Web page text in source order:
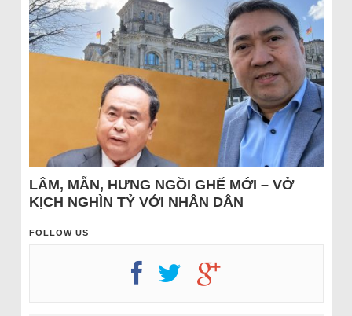
LÂM, MẪN, HƯNG NGỒI GHẾ MỚI – VỞ
KỊCH NGHÌN TỶ VỚI NHÂN DÂN
FOLLOW US